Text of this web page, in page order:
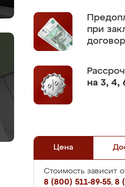
при
на 3, 4,
Цена
Стоимость зависит
8 (800) 511-89-55, 8